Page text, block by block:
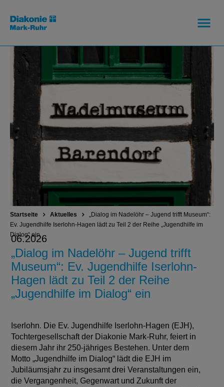
Startseite Aktuelles
„Dialog im Nadelöhr – Jugend trifft Museum“:
Ev. Jugendhilfe Iserlohn-Hagen lädt zu Teil 2 der Reihe „Jugendhilfe im
Dialog“ ein
06.2026
„Dialog im Nadelöhr – Jugend trifft
Museum“: Ev. Jugendhilfe Iserlohn-
Hagen lädt zu Teil 2 der Reihe
„Jugendhilfe im Dialog“ ein
Iserlohn. Die Ev. Jugendhilfe Iserlohn-Hagen (EJH),
Tochtergesellschaft der Diakonie Mark-Ruhr, feiert in
diesem Jahr ihr 250-jähriges Bestehen. Unter dem
Motto „Jugendhilfe im Dialog“ lädt die EJH im
Jubiläumsjahr zu insgesamt drei Veranstaltungen ein,
die Vergangenheit, Gegenwart und Zukunft der